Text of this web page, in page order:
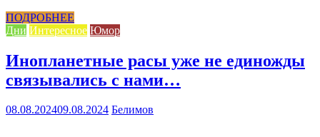
ПОДРОБНЕЕ
Дни Интересное Юмор
Инопланетные расы уже не единожды
связывались с нами…
08.08.202409.08.2024 Белимов